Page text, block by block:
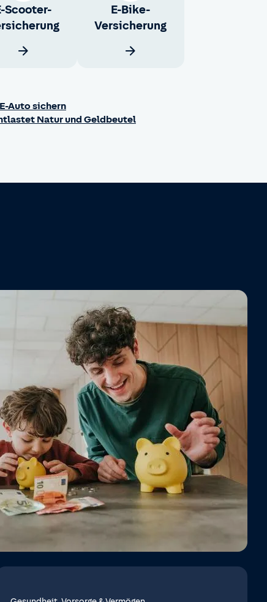
Scooter-
E-Bike-
Versicherung
Auto sichern
Natur und Geldbeutel